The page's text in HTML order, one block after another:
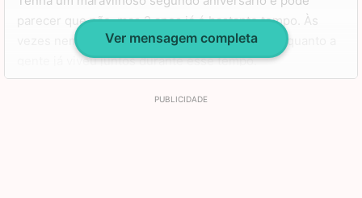
parecer que não, mas 2 anos já é bastante tempo. Às
vezes nem acredito o quanto você cresceu e o quanto a
gente já viveu juntos durante esse tempo.
Espero que aproveite este dia com tudo de bom que virá
Ver mensagem completa